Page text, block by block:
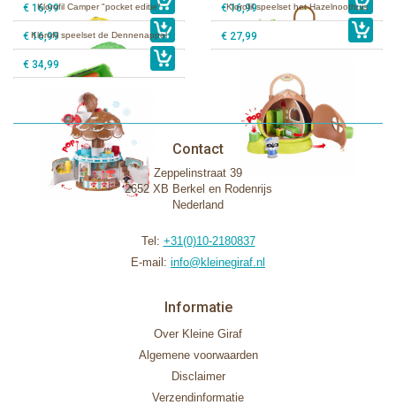
€ 16,99 € 16,99
Klorofil Camper "pocket editie"
€ 16,99
Klorofil speelset het Hazelnoothuis
€ 27,99
Klorofil speelset de Dennenappel
€ 34,99
Contact
Zeppelinstraat 39
2652 XB Berkel en Rodenrijs
Nederland
Tel: +31(0)10-2180837
E-mail: info@kleinegiraf.nl
Informatie
Over Kleine Giraf
Algemene voorwaarden
Disclaimer
Verzendinformatie